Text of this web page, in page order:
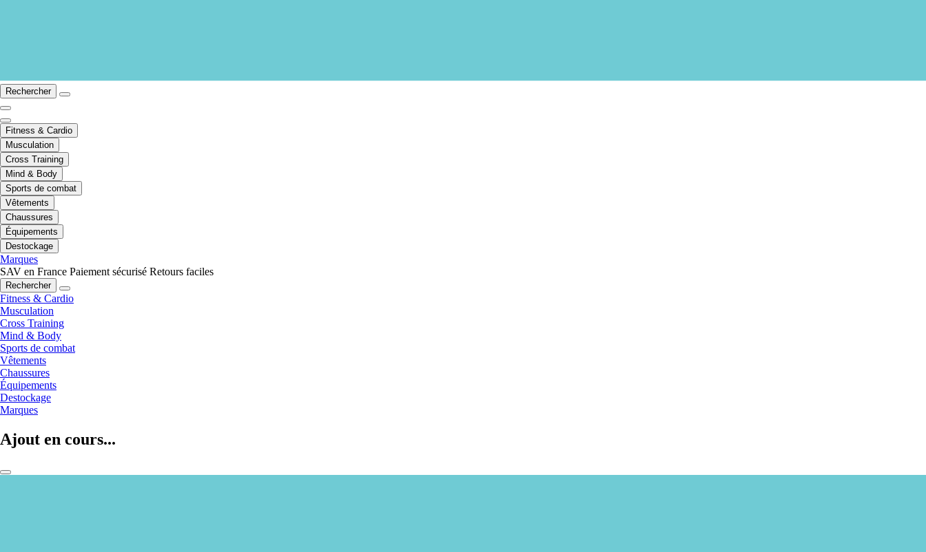
Rechercher
Fitness & Cardio
Musculation
Cross Training
Mind & Body
Sports de combat
Vêtements
Chaussures
Équipements
Destockage
Marques
SAV en France Paiement sécurisé Retours faciles
Rechercher
Fitness & Cardio
Musculation
Cross Training
Mind & Body
Sports de combat
Vêtements
Chaussures
Équipements
Destockage
Marques
Ajout en cours...